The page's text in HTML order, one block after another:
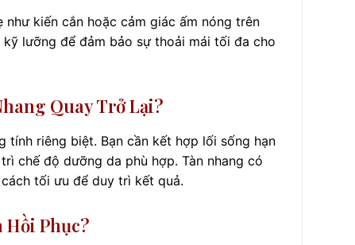
kiến cắn hoặc cảm giác ấm nóng trên
lưỡng để đảm bảo sự thoải mái tối đa cho
Quay Trở Lại?
tính riêng biệt. Bạn cần kết hợp lối sống hạn
chế độ dưỡng da phù hợp. Tàn nhang có
tối ưu để duy trì kết quả.
Hồi Phục?